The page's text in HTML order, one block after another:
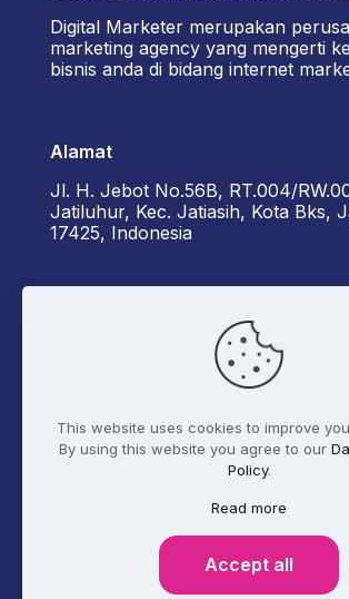
Digital Marketer merupakan
marketing agency yang mengerti
bisnis anda di bidang internet
Alamat
Jl. H. Jebot No.56B, RT.004/
Jatiluhur, Kec. Jatiasih, Kota Bks,
17425, Indonesia
+6285162929922 - Diorama
admin@digitalmarketer.co.id
© 2017 - 2026
This website uses cookies to improve
By using this website you agree to our
Policy.
Read more
Accept all